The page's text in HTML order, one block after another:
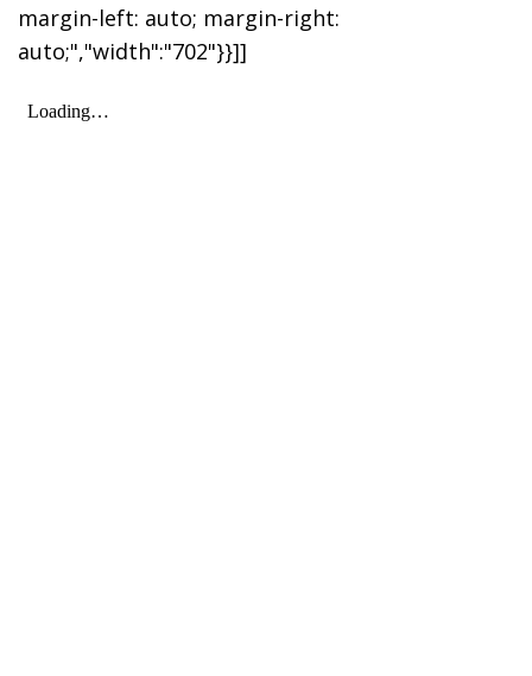
margin-left: auto; margin-right:
auto;","width":"702"}}]]